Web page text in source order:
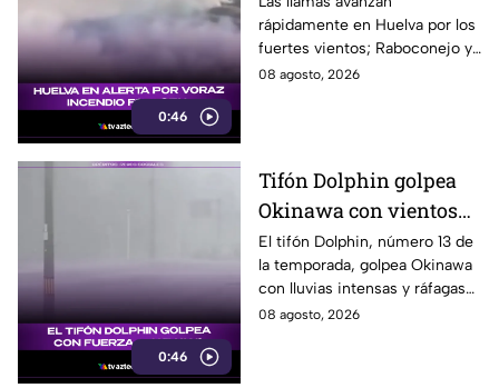
0:46
Huelva
rápidamente en Huelva por los
fuertes vientos; Raboconejo y
Caballón fueron evacuadas
08 agosto, 2026
0:46
Tifón Dolphin golpea
Okinawa con vientos
de hasta 157 km/h
El tifón Dolphin, número 13 de
la temporada, golpea Okinawa
con lluvias intensas y ráfagas
de hasta 157 kilómetros por
08 agosto, 2026